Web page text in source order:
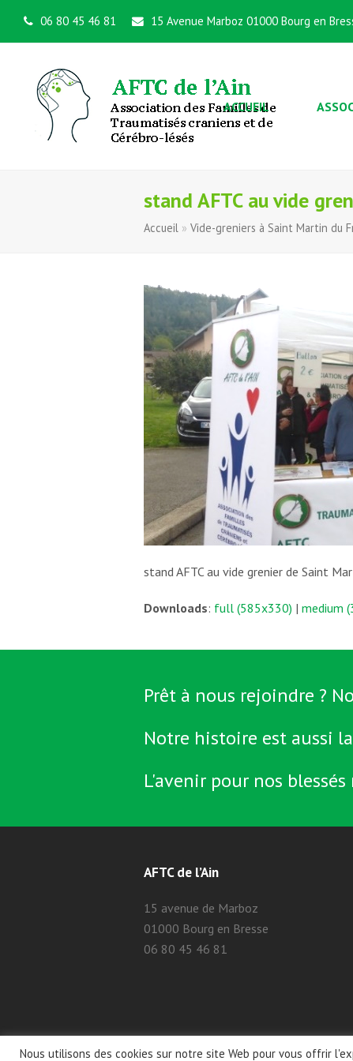
06 80 45 46 81 15 Avenue Marboz 01000 Bourg en
ACCUEIL
stand AFTC au vide
Accueil » Vide-greniers à Saint Martin du
stand AFTC au vide grenier de Saint
Downloads: full (585x330) | medium
Prêt à nous rejoindre ?
Notre histoire est aussi
L'avenir pour nos
AFTC de l’Ain
15 avenue de Marboz
01000 Bourg en Bresse
06 80 45 46 81
Nous utilisons des cookies sur notre site Web pour vous offrir